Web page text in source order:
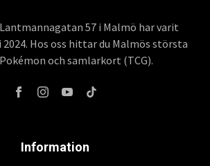
57 i Malmö har varit
2024. Hos oss hittar du Malmös största
och samlarkort (TCG).
Information